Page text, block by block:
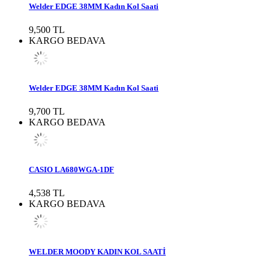
Welder EDGE 38MM Kadın Kol Saati
9,500 TL
KARGO BEDAVA
Welder EDGE 38MM Kadın Kol Saati
9,700 TL
KARGO BEDAVA
CASIO LA680WGA-1DF
4,538 TL
KARGO BEDAVA
WELDER MOODY KADIN KOL SAATİ